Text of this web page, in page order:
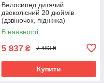
Велосипед дитячий
двоколісний 20 дюймів
(дзвіночок, підніжка)
RoyalBaby Freestyle RB20B-6
Помаранчевий
В наявності
5 837 ₴ 7 483 ₴
Купити